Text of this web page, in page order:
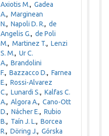
Axiotis M.,Gadea
A.,Marginean
N.,Napoli D. R.,de
Angelis G.,de Poli
M.,Martinez T.,Lenzi
S. M.,Ur C.
A.,Brandolini
F.,Bazzacco D.,Farnea
E.,Rossi-Alvarez
C.,Lunardi S.,Kalfas C.
A.,Algora A.,Cano-Ott
D.,Nácher E.,Rubio
B., Taín J. L.,Borcea
R.,Döring J.,Górska